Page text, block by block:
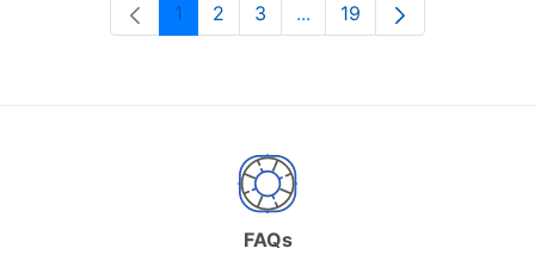
Páxina
1 Páxina
2 Páxina
3 ...Páxinas intermedias Use
Páxina
19
FAQs